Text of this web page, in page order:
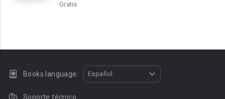
Gratis
Books language: Español
Soporte técnico